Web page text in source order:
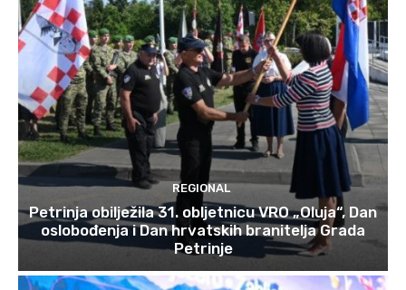
REGIONAL
Petrinja obilježila 31. obljetnicu VRO „Oluja“, Dan
oslobođenja i Dan hrvatskih branitelja Grada
Petrinje